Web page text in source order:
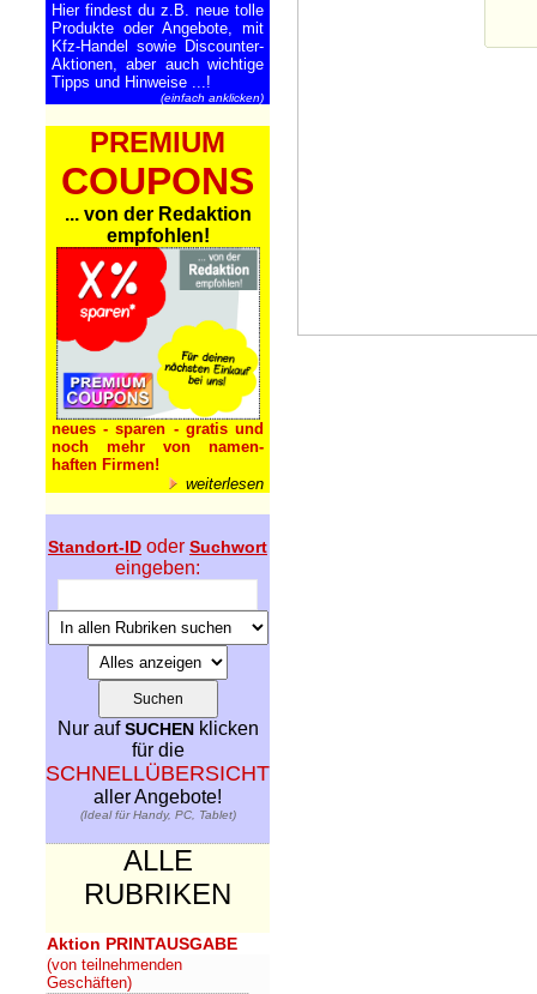
Hier findest du z.B. neue tolle
Produkte oder Angebote, mit
Kfz-Handel sowie Discounter-
Aktionen, aber auch wichtige
Tipps und Hinweise ...!
(einfach anklicken)
PREMIUM
COUPONS
... von der Redaktion
empfohlen!
neues - sparen - gratis und
noch mehr von namen-
haften Firmen!
weiterlesen
Standort-ID oder Suchwort
eingeben:
Nur aufSUCHEN klicken
für die
SCHNELLÜBERSICHT
aller Angebote!
(Ideal für Handy, PC, Tablet)
ALLE
RUBRIKEN
Aktion PRINTAUSGABE
(von teilnehmenden
Geschäften)